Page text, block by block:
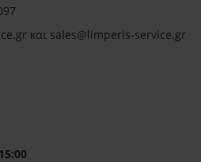
και sales@limperis-service.gr